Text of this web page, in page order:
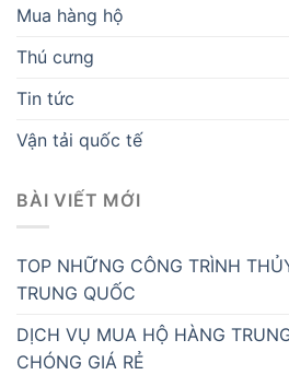
Mua hàng hộ
Thú cưng
Tin tức
Vận tải quốc tế
BÀI VIẾT MỚI
TOP NHỮNG CÔNG TRÌNH
TRUNG QUỐC
DỊCH VỤ MUA HỘ HÀNG
CHÓNG GIÁ RẺ